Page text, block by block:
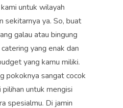
p
untuk wilayah
sekitarnya ya. So, buat
galau atau bingung
yang enak dan
yang kamu miliki.
pokoknya sangat cocok
untuk mengisi
spesialmu. Di jamin